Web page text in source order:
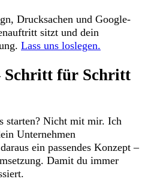
Drucksachen und Google-
sitzt und dein
Lass uns loslegen.
Schritt für Schritt
starten? Nicht mit mir. Ich
Unternehmen
ein passendes Konzept –
Damit du immer